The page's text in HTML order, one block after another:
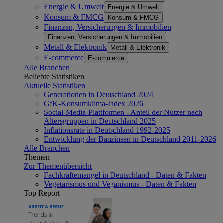
Energie & Umwelt Energie & Umwelt
Konsum & FMCG Konsum & FMCG
Finanzen, Versicherungen & Immobilien
Finanzen, Versicherungen & Immobilien
Metall & Elektronik Metall & Elektronik
E-commerce E-commerce
Alle Branchen
Beliebte Statistiken
Aktuelle Statistiken
Generationen in Deutschland 2024
GfK-Konsumklima-Index 2026
Social-Media-Plattformen - Anteil der Nutzer nach
Altersgruppen in Deutschland 2025
Inflationsrate in Deutschland 1992-2025
Entwicklung der Bauzinsen in Deutschland 2011-2026
Alle Branchen
Themen
Zur Themenübersicht
Fachkräftemangel in Deutschland - Daten & Fakten
Vegetarismus und Veganismus - Daten & Fakten
Top Report